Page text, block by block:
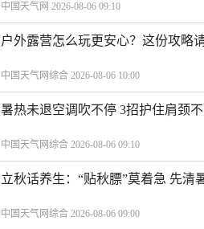
中国天气网 2026-08-06 09:10
户外露营怎么玩更安心？这份攻略
中国天气网综合 2026-08-06 10:00
暑热未退空调吹不停 3招护住肩颈
中国天气网综合 2026-08-06 09:10
立秋话养生：“贴秋膘”莫着急 先清
中国天气网综合 2026-08-06 09:00